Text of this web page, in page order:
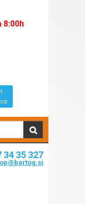
8:00h
34 35 327